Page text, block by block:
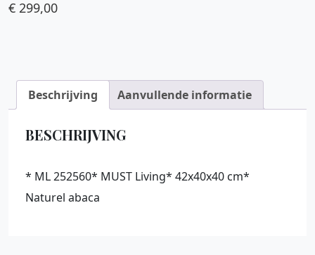
€ 299,00
Beschrijving Aanvullende informatie
BESCHRIJVING
* ML 252560* MUST Living* 42x40x40 cm*
Naturel abaca